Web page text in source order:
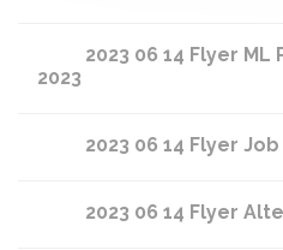
2023 06 14 Flyer ML
2023
2023 06 14 Flyer
2023 06 14 Flyer